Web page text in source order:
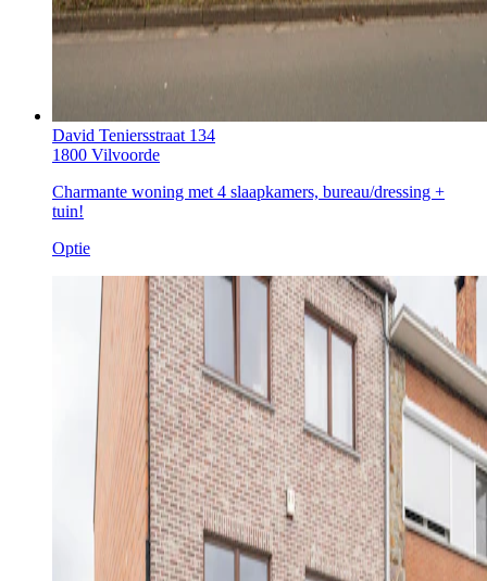
David Teniersstraat 134
1800 Vilvoorde
Charmante woning met 4 slaapkamers, bureau/dressing +
tuin!
Optie